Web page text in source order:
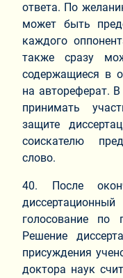
ответа. По
может быть
каждого
также сразу
содержащиеся в
на автореферат.
принимать
защите
соискателю
слово.
40. После
голосование по
Решение
присуждения
доктора наук